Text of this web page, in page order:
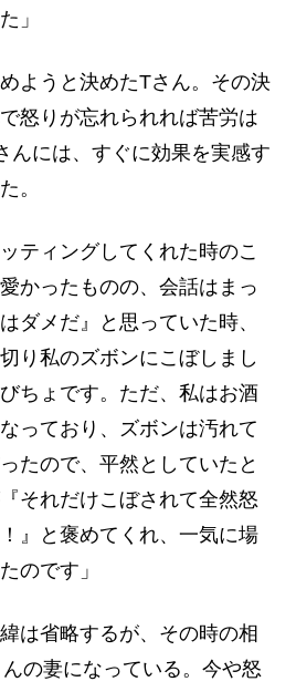
」
ようと決めたTさん。その決
怒りが忘れられれば苦労は
んには、すぐに効果を実感す
。
ティングしてくれた時のこ
かったものの、会話はまっ
ダメだ』と思っていた時、
り私のズボンにこぼしまし
ちょです。ただ、私はお酒
っており、ズボンは汚れて
たので、平然としていたと
それだけこぼされて全然怒
』と褒めてくれ、一気に場
のです」
は省略するが、その時の相
の妻になっている。今や怒